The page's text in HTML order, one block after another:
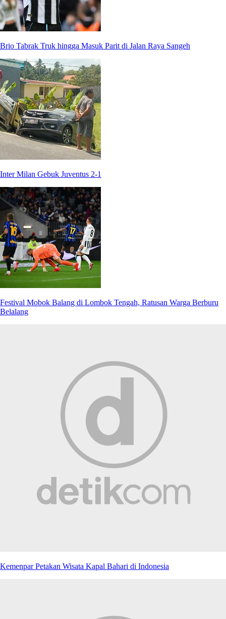
Brio Tabrak Truk hingga Masuk Parit di Jalan Raya Sangeh
Inter Milan Gebuk Juventus 2-1
Festival Mobok Balang di Lombok Tengah, Ratusan Warga Berburu
Belalang
Kemenpar Petakan Wisata Kapal Bahari di Indonesia